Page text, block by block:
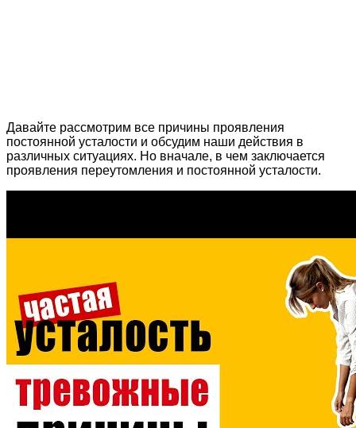
Давайте рассмотрим все причины проявления
постоянной усталости и обсудим наши действия в
различных ситуациях. Но вначале, в чем заключается
проявления переутомления и постоянной усталости.